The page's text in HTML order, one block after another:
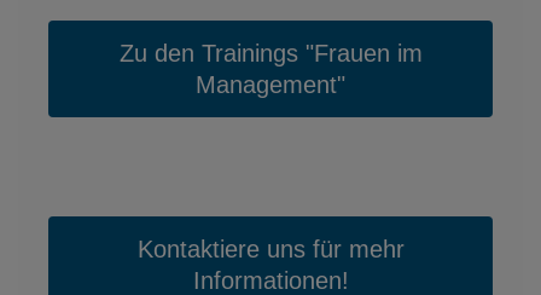
Zu den Trainings "Frauen im
Management"
Kontaktiere uns für mehr
Informationen!